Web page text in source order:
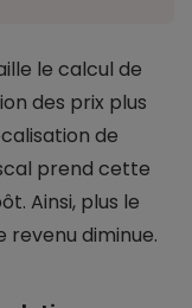
le calcul de
des prix plus
de
prend cette
Ainsi, plus le
revenu diminue.